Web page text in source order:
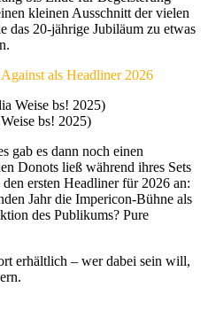
kleinen Ausschnitt der vielen
das 20-jährige Jubiläum zu etwas
als Headliner 2026
bs! 2025)
gab es dann noch einen
Donots ließ während ihres Sets
ersten Headliner für 2026 an:
Jahr die Impericon-Bühne als
des Publikums? Pure
erhältlich – wer dabei sein will,